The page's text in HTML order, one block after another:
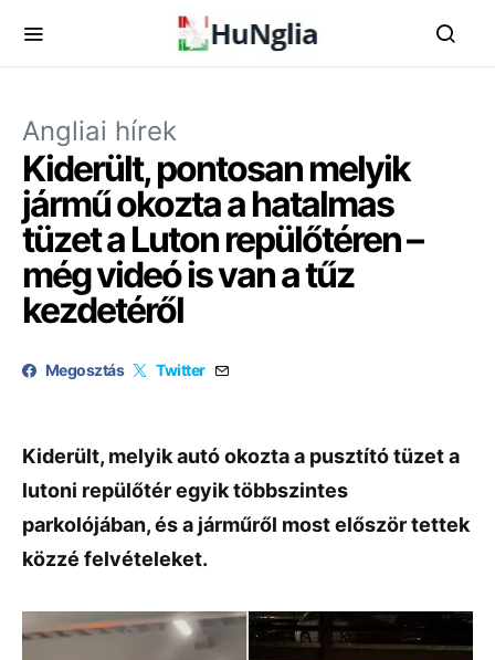
Angliai hírek
Kiderült, pontosan melyik
jármű okozta a hatalmas
tüzet a Luton repülőtéren –
még videó is van a tűz
kezdetéről
Megosztás Twitter
Kiderült, melyik autó okozta a pusztító tüzet a
lutoni repülőtér egyik többszintes
parkolójában, és a járműről most először tettek
közzé felvételeket.